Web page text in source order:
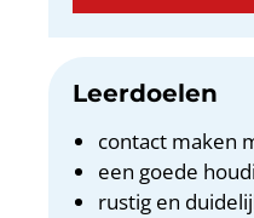
Leerdoelen
contact maken
een goede
rustig en